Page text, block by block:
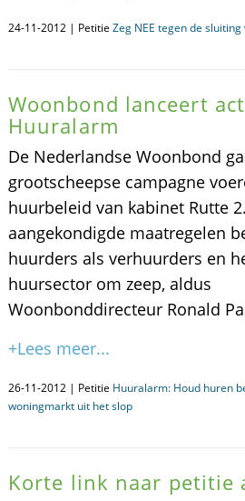
24-11-2012 | Petitie Zeg NEE tegen de
Woonbond lanceert
Huuralarm
De Nederlandse Woonbond
grootscheepse campagne
huurbeleid van kabinet Rutte 2.
aangekondigde maatregelen
huurders als verhuurders en
huursector om zeep, aldus
Woonbonddirecteur Ronald
+Lees meer...
26-11-2012 | Petitie Huuralarm: Houd huren
woningmarkt uit het slop
Korte link naar petitie